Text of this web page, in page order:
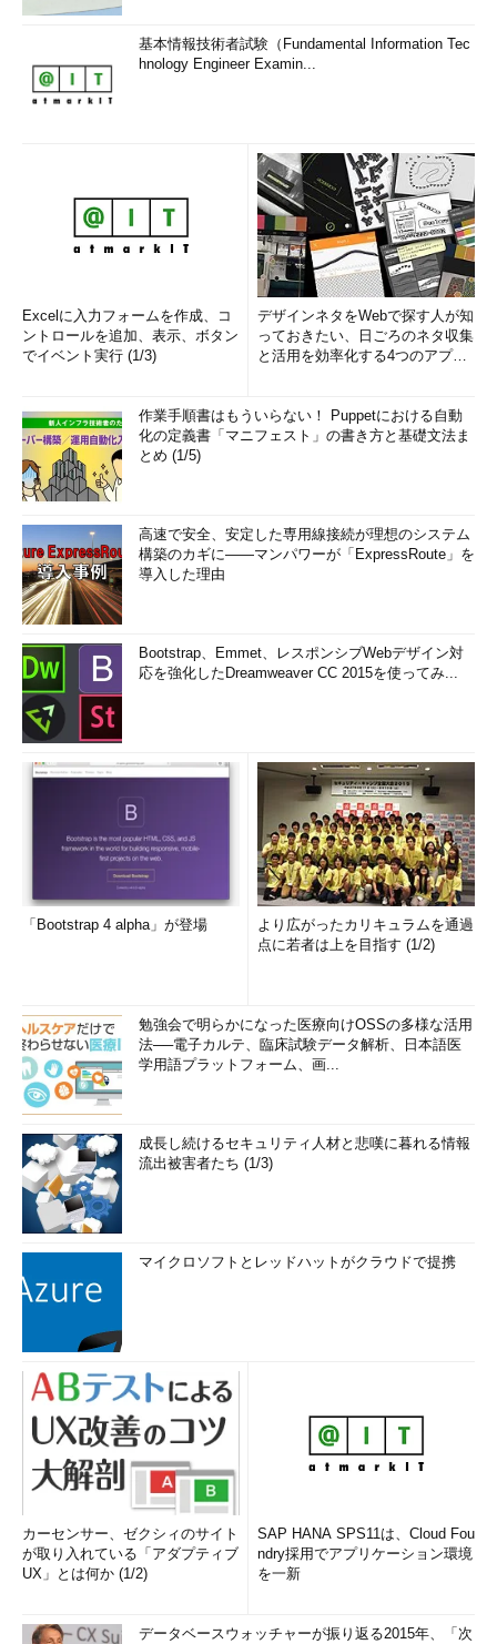
基本情報技術者試験（Fundamental Information Tec
hnology Engineer Examin...
Excelに入力フォームを作成、コ
ントロールを追加、表示、ボタン
でイベント実行 (1/3)
デザインネタをWebで探す人が知
っておきたい、日ごろのネタ収集
と活用を効率化する4つのアプリ
作業手順書はもういらない！ Puppetにおける自動
化の定義書「マニフェスト」の書き方と基礎文法ま
とめ (1/5)
高速で安全、安定した専用線接続が理想のシステム
構築のカギに――マンパワーが「ExpressRoute」を
導入した理由
Bootstrap、Emmet、レスポンシブWebデザイン対
応を強化したDreamweaver CC 2015を使ってみ...
「Bootstrap 4 alpha」が登場
より広がったカリキュラムを通過
点に若者は上を目指す (1/2)
勉強会で明らかになった医療向けOSSの多様な活用
法──電子カルテ、臨床試験データ解析、日本語医
学用語プラットフォーム、画...
成長し続けるセキュリティ人材と悲嘆に暮れる情報
流出被害者たち (1/3)
マイクロソフトとレッドハットがクラウドで提携
カーセンサー、ゼクシィのサイト
が取り入れている「アダプティブ
UX」とは何か (1/2)
SAP HANA SPS11は、Cloud Fou
ndry採用でアプリケーション環境
を一新
データベースウォッチャーが振り返る2015年、「次